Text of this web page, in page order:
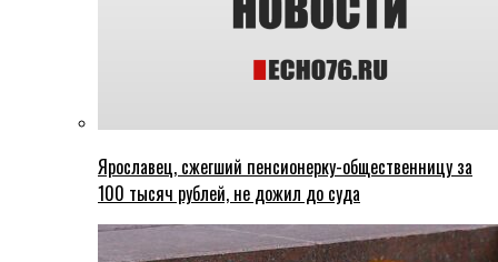
Ярославец, сжегший пенсионерку-общественницу за
100 тысяч рублей, не дожил до суда